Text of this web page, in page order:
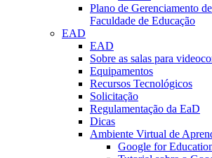
Plano de Gerenciamento
Faculdade de Educação
EAD
EAD
Sobre as salas para
Equipamentos
Recursos Tecnológicos
Solicitação
Regulamentação da EaD
Dicas
Ambiente Virtual de
Google for